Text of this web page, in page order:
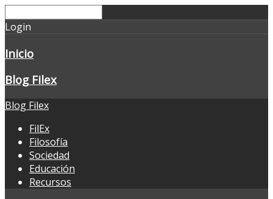
Login
Inicio
Blog Filex
Blog Filex
FilEx
Filosofía
Sociedad
Educación
Recursos